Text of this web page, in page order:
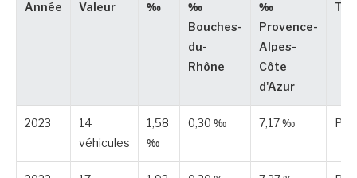
Année Valeur ‰
‰
Bouches-
du-
Rhône
‰
Provence-
Alpes-
Côte
d'Azur
2023
14
véhicules
1,58
‰
0,30 ‰ 7,17 ‰